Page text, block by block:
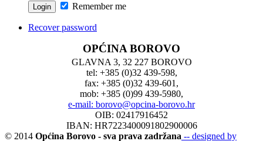
Remember me
Recover password
OPĆINA BOROVO
GLAVNA 3, 32 227 BOROVO
tel: +385 (0)32 439-598,
fax: +385 (0)32 439-601,
mob: +385 (0)99 439-5980,
e-mail: borovo@opcina-borovo.hr
OIB: 02417916452
IBAN: HR7223400091802900006
© 2014 Općina Borovo - sva prava zadržana -- designed by